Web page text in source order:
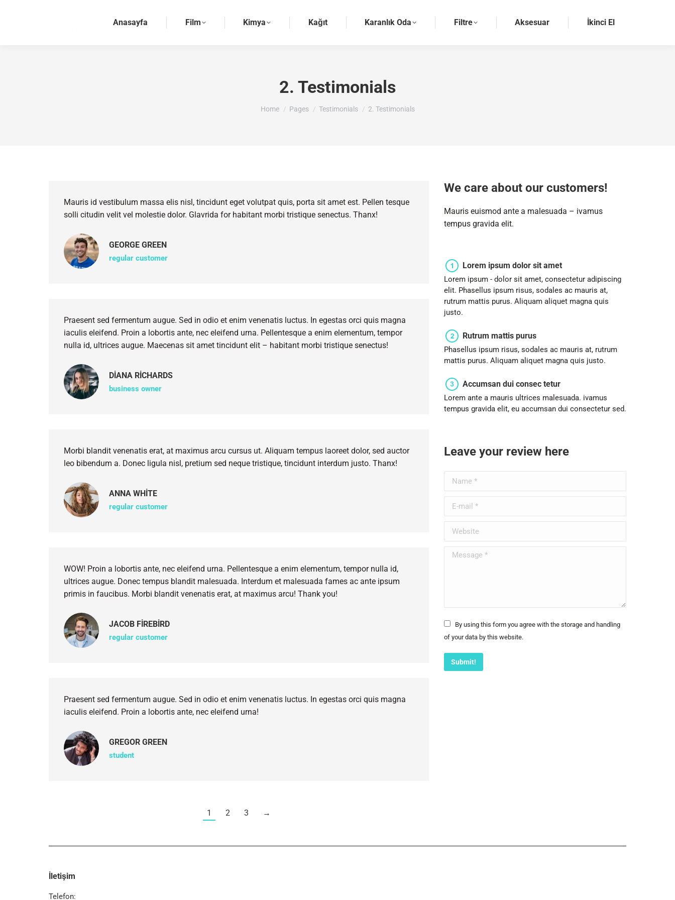
Anasayfa Film Kimya Kağıt Karanlık Oda Filtre Aksesuar İkinci El
2. Testimonials
You are here:
Home Pages Testimonials 2. Testimonials
GEORGE GREEN
regular customer
Mauris id vestibulum massa elis nisl, tincidunt eget volutpat quis, porta sit amet est. Pellen tesque
solli citudin velit vel molestie dolor. Glavrida for habitant morbi tristique senectus. Thanx!
DIANA RICHARDS
business owner
Praesent sed fermentum augue. Sed in odio et enim venenatis luctus. In egestas orci quis magna
iaculis eleifend. Proin a lobortis ante, nec eleifend urna. Pellentesque a enim elementum, tempor
nulla id, ultrices augue. Maecenas sit amet tincidunt elit – habitant morbi tristique senectus!
ANNA WHITE
regular customer
Morbi blandit venenatis erat, at maximus arcu cursus ut. Aliquam tempus laoreet dolor, sed auctor
leo bibendum a. Donec ligula nisl, pretium sed neque tristique, tincidunt interdum justo. Thanx!
JACOB FIREBIRD
regular customer
WOW! Proin a lobortis ante, nec eleifend urna. Pellentesque a enim elementum, tempor nulla id,
ultrices augue. Donec tempus blandit malesuada. Interdum et malesuada fames ac ante ipsum
primis in faucibus. Morbi blandit venenatis erat, at maximus arcu! Thank you!
GREGOR GREEN
student
Praesent sed fermentum augue. Sed in odio et enim venenatis luctus. In egestas orci quis magna
iaculis eleifend. Proin a lobortis ante, nec eleifend urna!
1 2 3 →
We care about our customers!
Mauris euismod ante a malesuada – ivamus
tempus gravida elit.
Lorem ipsum dolor sit amet
Lorem ipsum - dolor sit amet, consectetur adipiscing
elit. Phasellus ipsum risus, sodales ac mauris at,
rutrum mattis purus. Aliquam aliquet magna quis
justo.
Rutrum mattis purus
Phasellus ipsum risus, sodales ac mauris at, rutrum
mattis purus. Aliquam aliquet magna quis justo.
Accumsan dui consec tetur
Lorem ante a mauris ultrices malesuada. ivamus
tempus gravida elit, eu accumsan dui consectetur sed.
Leave your review here
Name *
E-mail *
Website
Message *
By using this form you agree with the storage and handling
of your data by this website.
Submit!
İletişim
Telefon: